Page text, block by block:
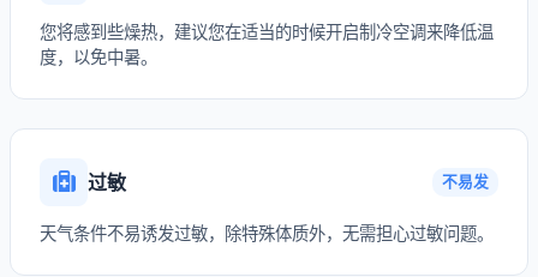
您将感到些燥热，建议您在适当的时候开启制冷空调来降低温
度，以免中暑。
过敏 不易发
天气条件不易诱发过敏，除特殊体质外，无需担心过敏问题。